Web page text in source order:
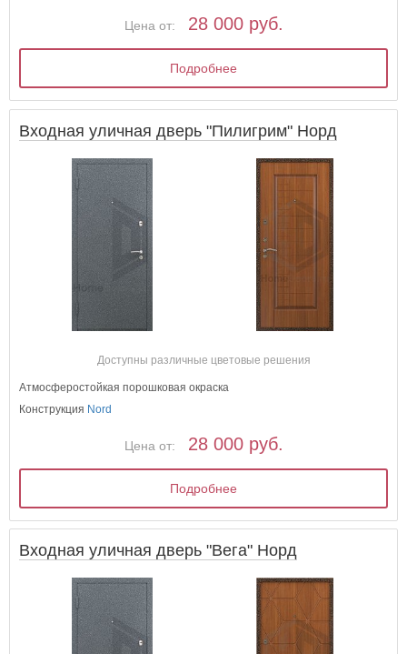
Цена от: 28 000 руб.
Подробнее
Входная уличная дверь "Пилигрим" Норд
Доступны различные цветовые решения
Атмосферостойкая порошковая окраска
Конструкция Nord
Цена от: 28 000 руб.
Подробнее
Входная уличная дверь "Вега" Норд